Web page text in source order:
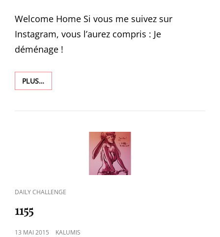
Welcome Home Si vous me suivez sur
Instagram, vous l’aurez compris : Je
déménage !
PLUS…1157
CAT
DAILY CHALLENGE
1155
POSTED
13 MAI 2015 KALUMIS